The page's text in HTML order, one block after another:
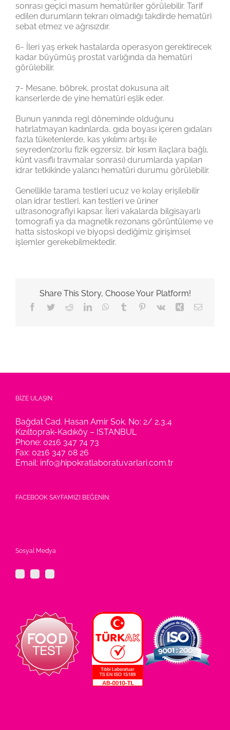
sonrası geçici masum hematüriler görülebilir. Tarif
edilen durumların tekrarı olmadığı takdirde hematüri
sebat etmez ve ağrısızdır.
6- İleri yaş erkek hastalarda operasyon gerektirecek
kadar büyümüş prostat varlığında da hematüri
görülebilir.
7- Mesane, böbrek, prostat dokusuna ait
kanserlerde de yine hematüri eşlik eder.
Bunun yanında regl döneminde olduğunu
hatırlatmayan kadınlarda, gıda boyası içeren gıdaları
fazla tüketenlerde, kas yıkılımı artışı ile
seyreden(zorlu fizik egzersiz, bir kısım ilaçlara bağlı,
künt vasıflı travmalar sonrası) durumlarda yapılan
idrar tetkikinde yalancı hematüri durumu görülebilir.
Genellikle tarama testleri ucuz ve kolay erişilebilir
olan idrar testleri, kan testleri ve üriner
ultrasonografiyi kapsar. İleri vakalarda bilgisayarlı
tomografi ya da magnetik rezonans görüntüleme ve
hatta sistoskopi ve biyopsi dediğimiz girişimsel
işlemler gerekebilmektedir.
Share This Story, Choose Your Platform!
Facebook
TwitterRedditLinkedInWhatsApp
Tumblr Pinterest
Vk Xing E-
BİZE ULAŞIN
Bağdat Cad. Hasan Amir Sok. No: 2/ 2,3,4
Kızıltoprak-Kadıköy – ISTANBUL
Phone: 0216 347 74 73
Fax: 0216 347 08 26
Email: info@hipokratlaboratuvarlari.com.tr
FACEBOOK SAYFAMIZI BEĞENİN:
Sosyal Medya